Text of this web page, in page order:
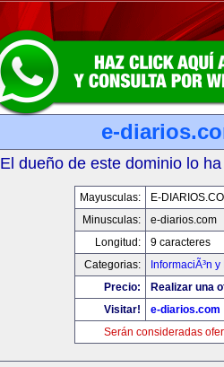
e-
El dueño de este dominio lo
Mayusculas:
E-
Minusculas:
e-diarios.com
Longitud:
9 caracteres
Categorias:
InformaciÃ³n
Precio:
Realizar una
Visitar!
e-diarios.com
Serán consideradas